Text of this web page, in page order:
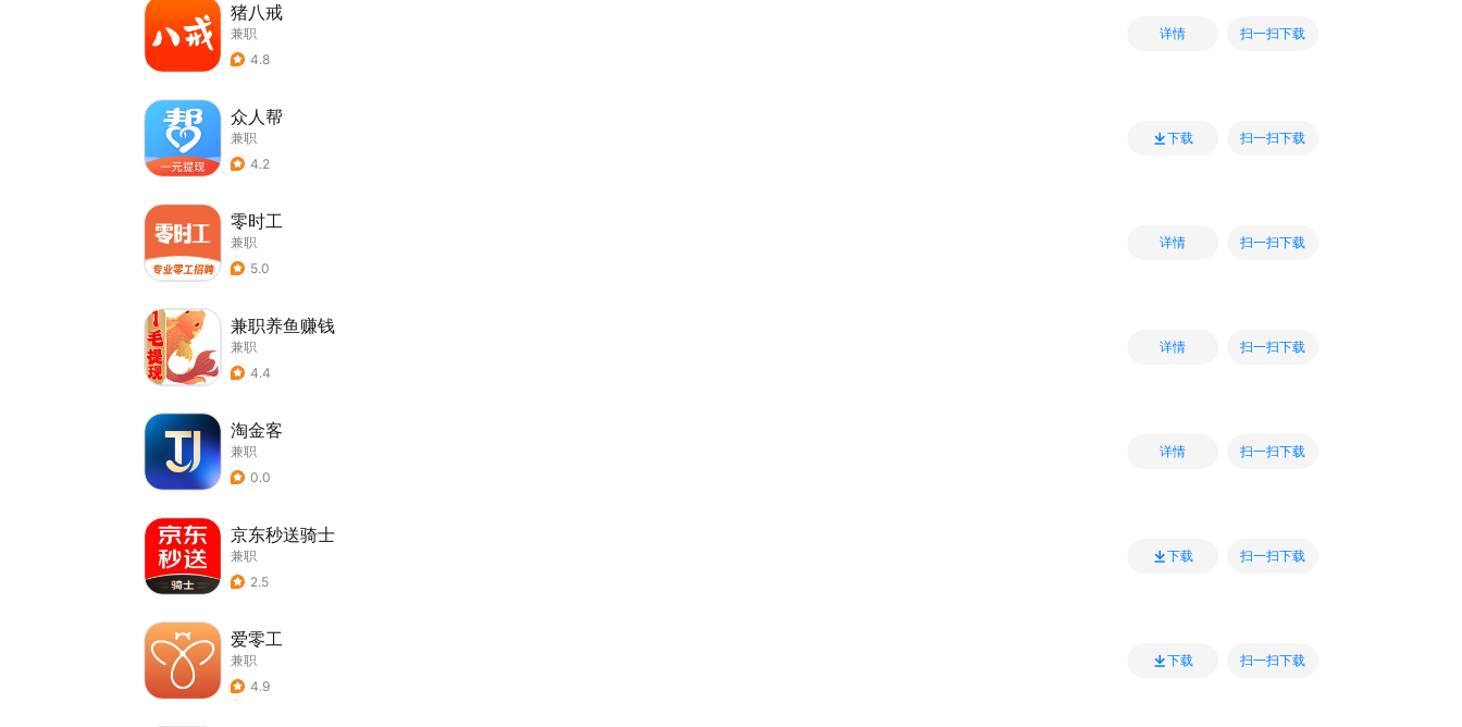
猪八戒
兼职
4.8
详情 扫一扫下载
众人帮
兼职
4.2
下载 扫一扫下载
零时工
兼职
5.0
详情 扫一扫下载
兼职养鱼赚钱
兼职
4.4
详情 扫一扫下载
淘金客
兼职
0.0
详情 扫一扫下载
京东秒送骑士
兼职
2.5
下载 扫一扫下载
爱零工
兼职
4.9
下载 扫一扫下载